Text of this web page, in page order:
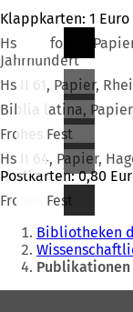
Klappkarten: 1
Hs I 93, fol. 1r,
Jahrhundert
Hs II 61, Papier,
Biblia latina,
Frohes Fest
Hs II 64, Papier,
Postkarten: 0,80
Frohes Fest
Sie
befinden
sich
hier:
Bibliotheken
Publikationen